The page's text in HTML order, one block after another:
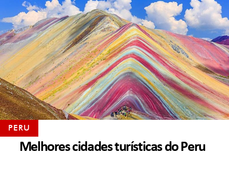
PERU
Melhores cidades turísticas do Peru